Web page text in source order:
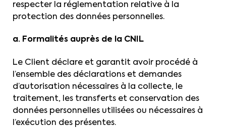
respecter la réglementation relative à la
protection des données personnelles.
a. Formalités auprès de la CNIL
Le Client déclare et garantit avoir procédé à
l’ensemble des déclarations et demandes
d’autorisation nécessaires à la collecte, le
traitement, les transferts et conservation des
données personnelles utilisées ou nécessaires à
l’exécution des présentes.